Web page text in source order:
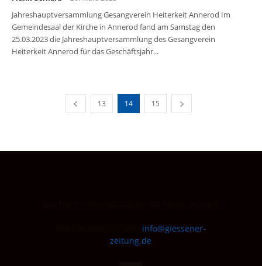
Jahreshauptversammlung Gesangverein Heiterkeit Annerod Im
Gemeindesaal der Kirche in Annerod fand am Samstag den
25.03.2023 die Jahreshauptversammlung des Gesangverein
Heiterkeit Annerod für das Geschäftsjahr...
13 14 15
info@giessener-
zeitung.de